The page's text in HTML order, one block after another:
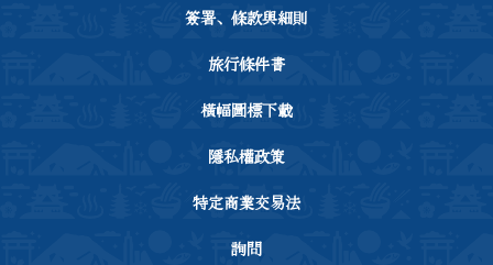
簽署、條款與細則
旅行條件書
橫幅圖標下載
隱私權政策
特定商業交易法
詢問